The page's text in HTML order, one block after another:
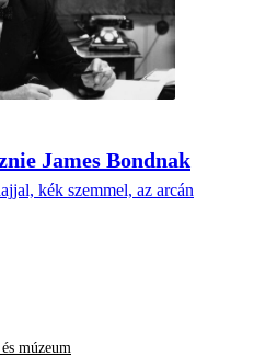
James Bondnak
kék szemmel, az arcán
múzeum